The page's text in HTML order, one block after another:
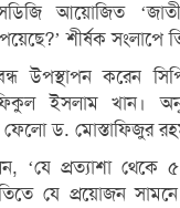
আয়োজিত
শীর্ষক সংলাপে
উপস্থাপন করেন
ইসলাম খান।
ফেলো ড. মোস্তাফিজুর
‘যে প্রত্যাশা
যে প্রয়োজন